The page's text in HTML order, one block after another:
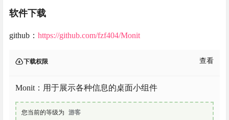
软件下载
github： https://github.com/fzf404/Monit
下载权限 查看
Monit：用于展示各种信息的桌面小组件
您当前的等级为 游客